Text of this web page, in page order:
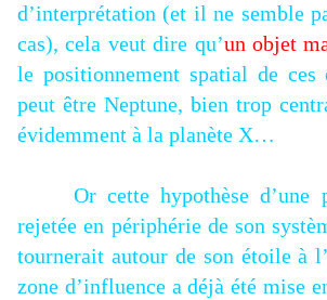
d’interprétation (et il ne semble
cas), cela veut dire qu’un objet
le positionnement spatial de ces
peut être Neptune, bien trop
évidemment à la planète X…
Or cette hypothèse d’une
rejetée en périphérie de son
tournerait autour de son étoile à
zone d’influence a déjà été mise